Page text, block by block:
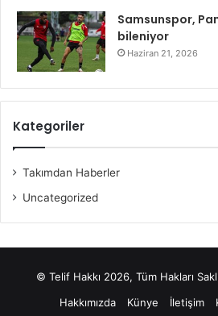
Samsunspor,
bileniyor
Haziran 21, 2026
Kategoriler
Takımdan Haberler
Uncategorized
© Telif Hakkı 2026, Tüm Hakları
Hakkımızda
Künye İletişim